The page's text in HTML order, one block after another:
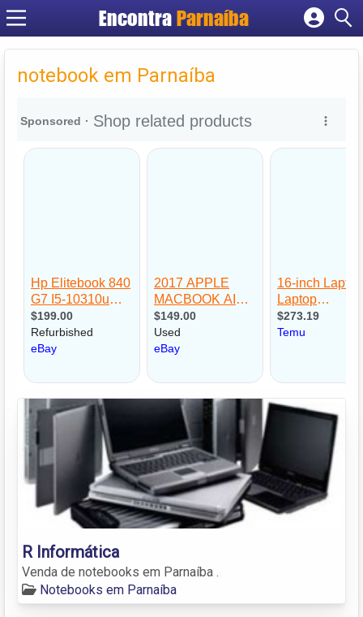
Encontra Parnaíba
Cadastrar empresa
Criar conta
notebook em Parnaíba
R Informática
Venda de notebooks em Parnaíba .
Notebooks em Parnaíba